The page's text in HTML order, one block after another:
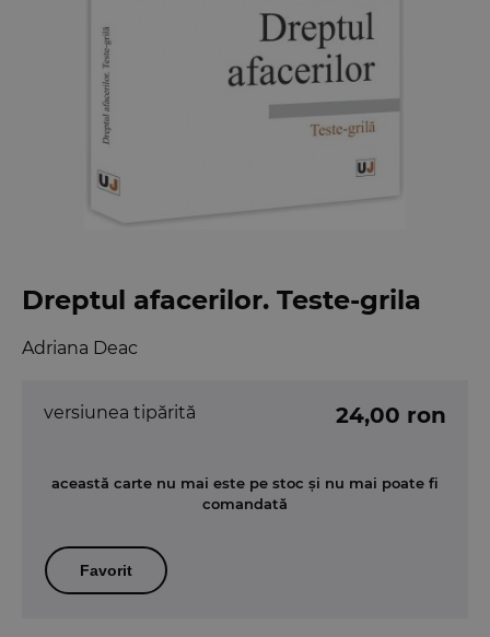
Dreptul afacerilor. Teste-grila
Adriana Deac
versiunea tipărită 24,00 ron
această carte nu mai este pe stoc și nu mai poate fi
comandată
Favorit